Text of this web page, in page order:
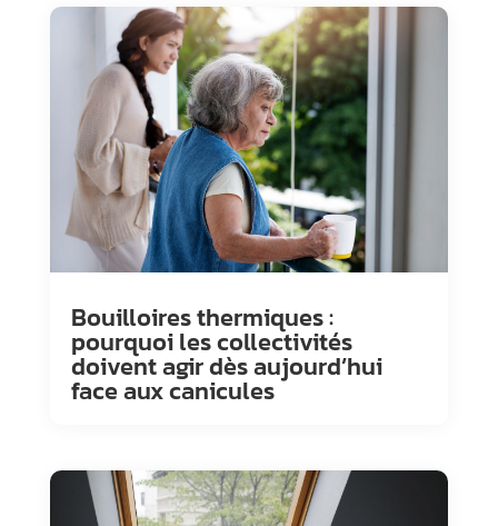
Bouilloires thermiques :
pourquoi les collectivités
doivent agir dès aujourd’hui
face aux canicules